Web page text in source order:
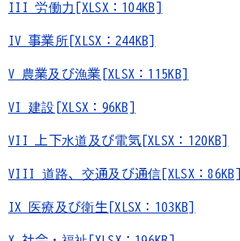
III 労働力[XLSX：104KB]
IV 事業所[XLSX：244KB]
V 農業及び漁業[XLSX：115KB]
VI 建設[XLSX：96KB]
VII 上下水道及び電気[XLSX：120KB]
VIII 道路、交通及び通信[XLSX：86KB]
IX 医療及び衛生[XLSX：103KB]